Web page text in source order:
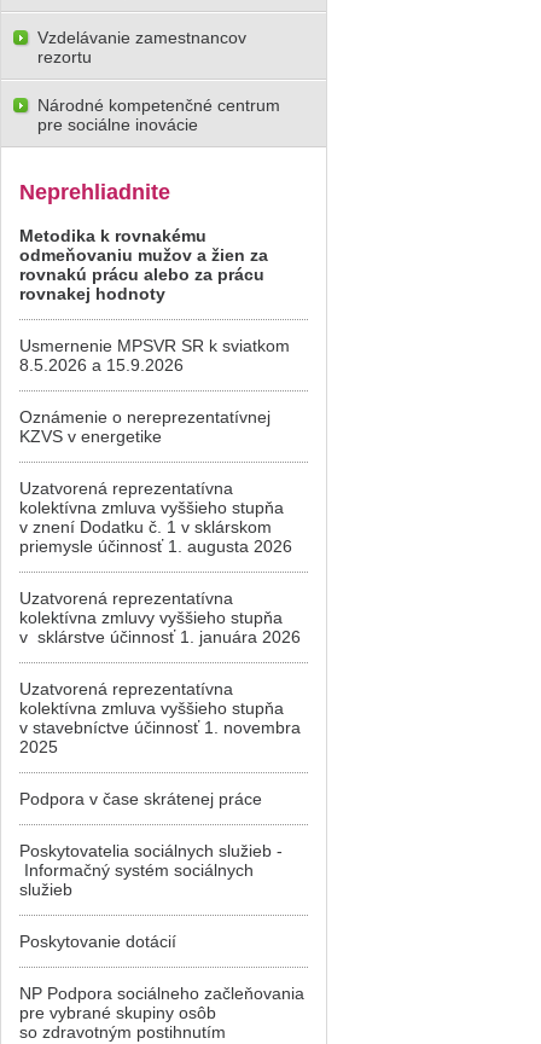
Vzdelávanie zamestnancov
rezortu
Národné kompetenčné centrum
pre sociálne inovácie
Neprehliadnite
Metodika k rovnakému
odmeňovaniu mužov a žien za
rovnakú prácu alebo za prácu
rovnakej hodnoty
Usmernenie MPSVR SR k sviatkom
8.5.2026 a 15.9.2026
Oznámenie o nereprezentatívnej
KZVS v energetike
Uzatvorená reprezentatívna
kolektívna zmluva vyššieho stupňa
v znení Dodatku č. 1 v sklárskom
priemysle účinnosť 1. augusta 2026
Uzatvorená reprezentatívna
kolektívna zmluvy vyššieho stupňa
v sklárstve účinnosť 1. januára 2026
Uzatvorená reprezentatívna
kolektívna zmluva vyššieho stupňa
v stavebníctve účinnosť 1. novembra
2025
Podpora v čase skrátenej práce
Poskytovatelia sociálnych služieb -
Informačný systém sociálnych
služieb
Poskytovanie dotácií
NP Podpora sociálneho začleňovania
pre vybrané skupiny osôb
so zdravotným postihnutím